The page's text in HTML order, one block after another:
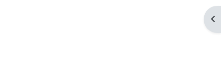
ブ